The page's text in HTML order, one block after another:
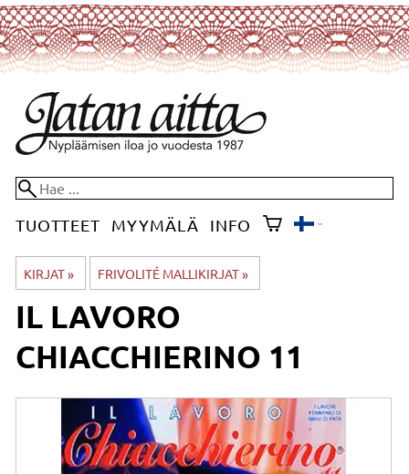
TUOTTEET MYYMÄLÄ INFO
KIRJAT‪» FRIVOLITÉ MALLIKIRJAT‪»
IL LAVORO
CHIACCHIERINO 11